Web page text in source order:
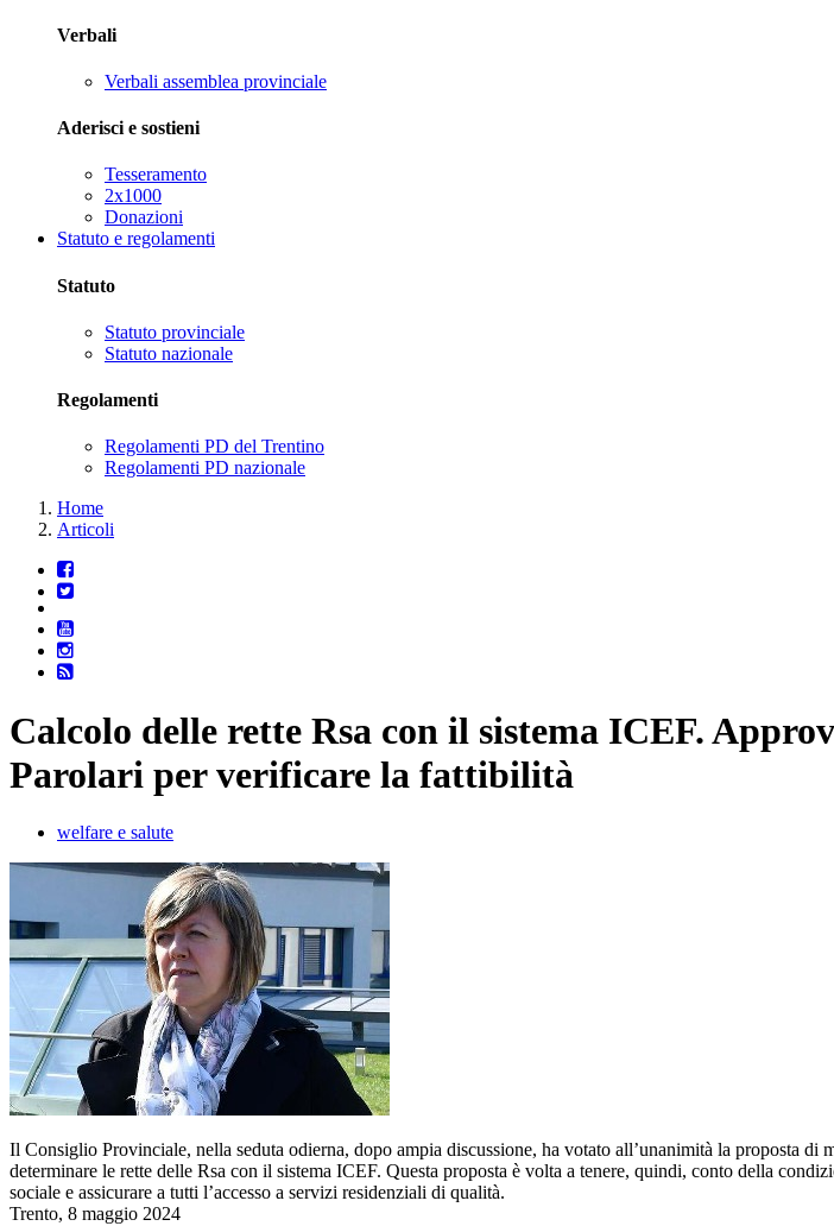
Verbali
Verbali assemblea provinciale
Aderisci e sostieni
Tesseramento
2x1000
Donazioni
Statuto e regolamenti
Statuto
Statuto provinciale
Statuto nazionale
Regolamenti
Regolamenti PD del Trentino
Regolamenti PD nazionale
Home
Articoli
Calcolo delle rette Rsa con il sistema ICEF.
Parolari per verificare la fattibilità
welfare e salute
Il Consiglio Provinciale, nella seduta odierna, dopo ampia discussione, ha votato all’unanimità la proposta
determinare le rette delle Rsa con il sistema ICEF. Questa proposta è volta a tenere, quindi, conto della
sociale e assicurare a tutti l’accesso a servizi residenziali di qualità.
Trento, 8 maggio 2024